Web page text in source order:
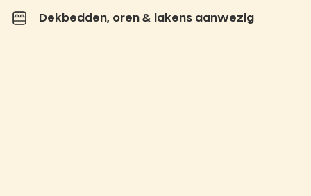
Dekbedden, oren & lakens aanwezig